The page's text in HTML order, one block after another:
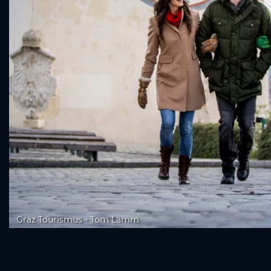
Graz Tourismus - Tom Lamm